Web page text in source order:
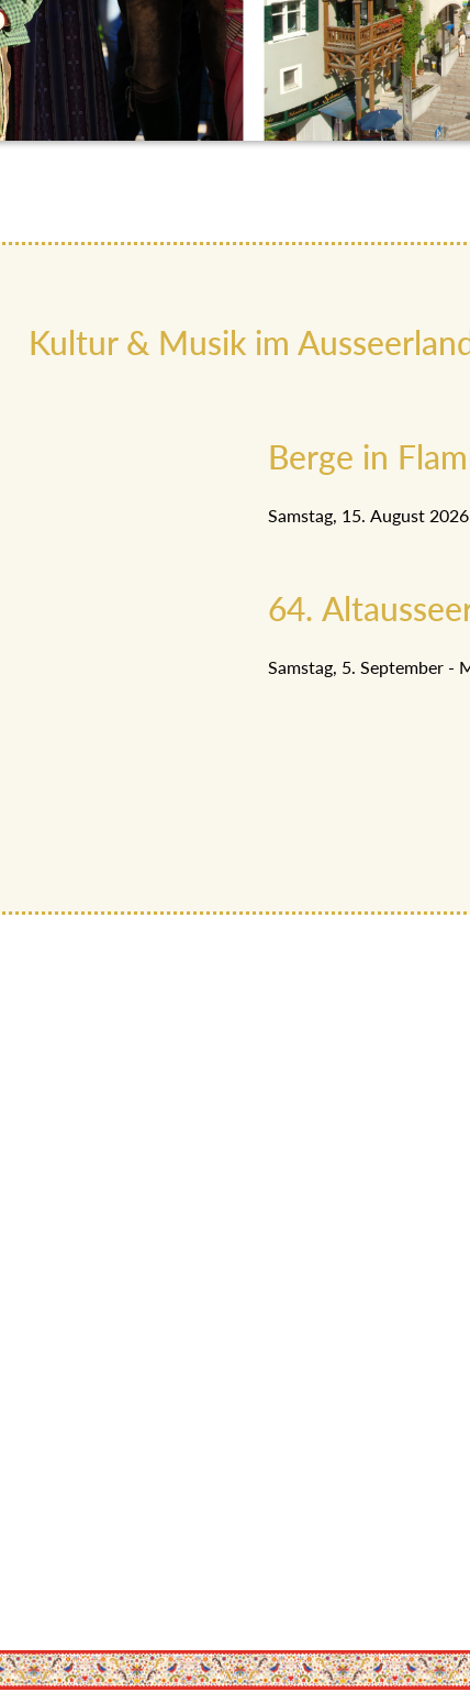
Kultur & Musik im
Berge in
Samstag, 15. August
64.
Samstag, 5. September -